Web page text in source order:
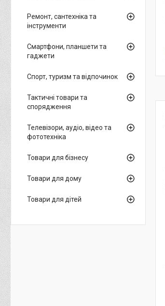
Ремонт, сантехніка та
інструменти
Смартфони, планшети та
гаджети
Спорт, туризм та відпочинок
Тактичні товари та
спорядження
Телевізори, аудіо, відео та
фототехніка
Товари для бізнесу
Товари для дому
Товари для дітей